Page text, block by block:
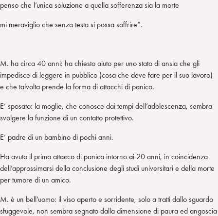
penso che l’unica soluzione a quella sofferenza sia la morte
mi meraviglio che senza testa si possa soffrire”.
M. ha circa 40 anni: ha chiesto aiuto per uno stato di ansia che gli
impedisce di leggere in pubblico (cosa che deve fare per il suo lavoro)
e che talvolta prende la forma di attacchi di panico.
E’ sposato: la moglie, che conosce dai tempi dell’adolescenza, sembra
svolgere la funzione di un contatto protettivo.
E’ padre di un bambino di pochi anni.
Ha avuto il primo attacco di panico intorno ai 20 anni, in coincidenza
dell’approssimarsi della conclusione degli studi universitari e della morte
per tumore di un amico.
M. è un bell’uomo: il viso aperto e sorridente, solo a tratti dallo sguardo
sfuggevole, non sembra segnato dalla dimensione di paura ed angoscia